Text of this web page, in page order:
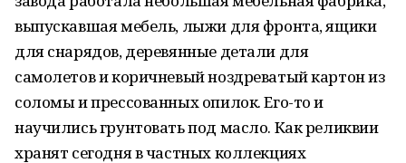
выпускавшая мебель, лыжи для фронта, ящики
для снарядов, деревянные детали для
самолетов и коричневый ноздреватый картон из
соломы и прессованных опилок. Его-то и
научились грунтовать под масло. Как реликвии
хранят сегодня в частных коллекциях